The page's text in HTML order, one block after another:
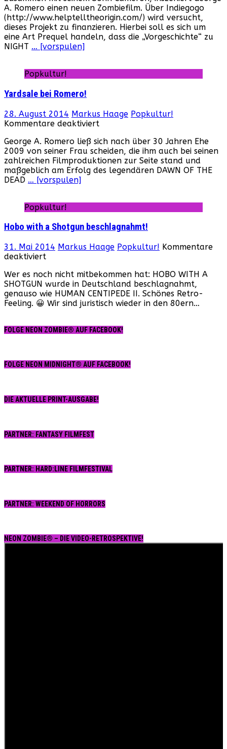
neuen
Zombie-
Film!
A. Romero einen neuen Zombiefilm. Über Indiegogo
(http://www.helptelltheorigin.com/) wird versucht,
dieses Projekt zu finanzieren. Hierbei soll es sich um
eine Art Prequel handeln, dass die „Vorgeschichte“ zu
NIGHT … [vorspulen]
Popkultur!
Yardsale bei Romero!
28. August 2014 Markus Haage Popkultur!
Kommentare deaktiviert
bei
Romero!
George A. Romero ließ sich nach über 30 Jahren Ehe
2009 von seiner Frau scheiden, die ihm auch bei seinen
zahlreichen Filmproduktionen zur Seite stand und
maßgeblich am Erfolg des legendären DAWN OF THE
DEAD … [vorspulen]
Popkultur!
Hobo with a Shotgun beschlagnahmt!
31. Mai 2014 Markus Haage Popkultur! Kommentare
deaktiviertfür
with
a
Shotgun
beschlagnahmt!
Wer es noch nicht mitbekommen hat: HOBO WITH A
SHOTGUN wurde in Deutschland beschlagnahmt,
genauso wie HUMAN CENTIPEDE II. Schönes Retro-
Feeling. 😀 Wir sind juristisch wieder in den 80ern…
FOLGE NEON ZOMBIE® AUF FACEBOOK!
FOLGE NEON MIDNIGHT® AUF FACEBOOK!
DIE AKTUELLE PRINT-AUSGABE!
PARTNER: FANTASY FILMFEST
PARTNER: HARD:LINE FILMFESTIVAL
PARTNER: WEEKEND OF HORRORS
NEON ZOMBIE® – DIE VIDEO-RETROSPEKTIVE!